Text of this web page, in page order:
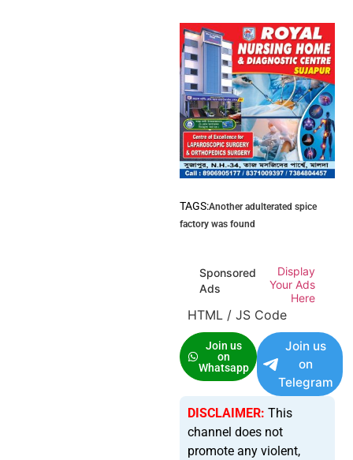
TAGS:Another adulterated spice
factory was found
Sponsored
Ads
Display
Your Ads
Here
HTML / JS Code
Join us
on
Whatsapp
Join us
on
Telegram
DISCLAIMER: This
channel does not
promote any violent,